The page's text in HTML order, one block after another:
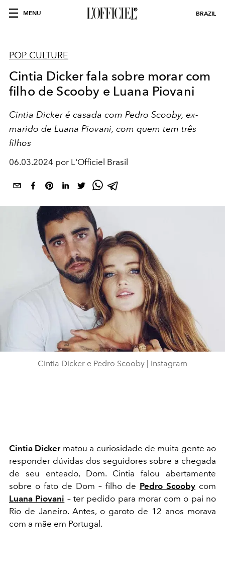
MENU BRAZIL
POP CULTURE
Cintia Dicker fala sobre morar com
filho de Scooby e Luana Piovani
Cintia Dicker é casada com Pedro Scooby, ex-
marido de Luana Piovani, com quem tem três
filhos
06.03.2024 por L'Officiel Brasil
Cintia Dicker e Pedro Scooby | Instagram
Cintia Dickermatou a curiosidade de muita gente ao
responder dúvidas dos seguidores sobre a chegada
de seu enteado, Dom. Cintia falou abertamente
sobre o fato de Dom – filho de Pedro Scooby com
Luana Piovani – ter pedido para morar com o pai no
Rio de Janeiro. Antes, o garoto de 12 anos morava
com a mãe em Portugal.